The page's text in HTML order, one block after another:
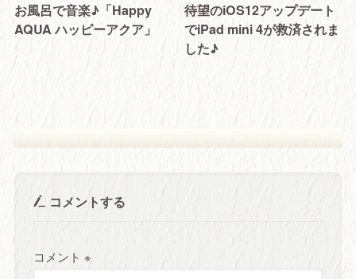
お風呂で音楽♪「Happy
AQUA ハッピーアクア」
待望のiOS12アップデート
でiPad mini 4が救済されま
した♪
コメントする
コメント※